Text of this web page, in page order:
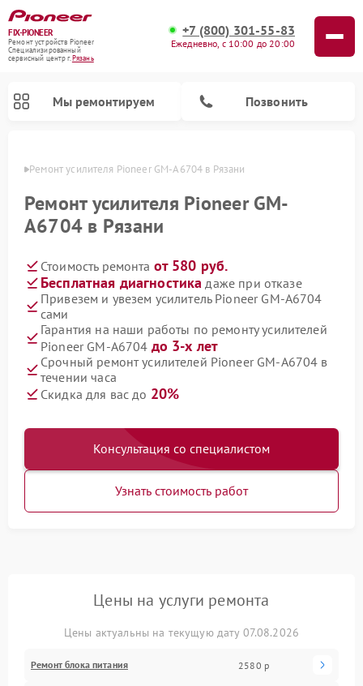
FIX-PIONEER
Ремонт устройств Pioneer
Специализированный
cервисный центр г.Рязань
+7 (800) 301-55-83
Ежедневно, с 10:00 до 20:00
Мы ремонтируем Позвонить
Ремонт усилителя Pioneer GM-A6704 в Рязани
Ремонт усилителя Pioneer GM-
A6704 в Рязани
Стоимость ремонта от 580 руб.
Бесплатная диагностика даже при отказе
Привезем и увезем усилитель Pioneer GM-A6704
сами
Гарантия на наши работы по ремонту усилителей
Pioneer GM-A6704 до 3-х лет
Срочный ремонт усилителей Pioneer GM-A6704 в
течении часа
Скидка для вас до 20%
Консультация со специалистом
Узнать стоимость работ
Цены на услуги ремонта
Цены актуальны на текущую дату 07.08.2026
Ремонт блока питания 2580 р